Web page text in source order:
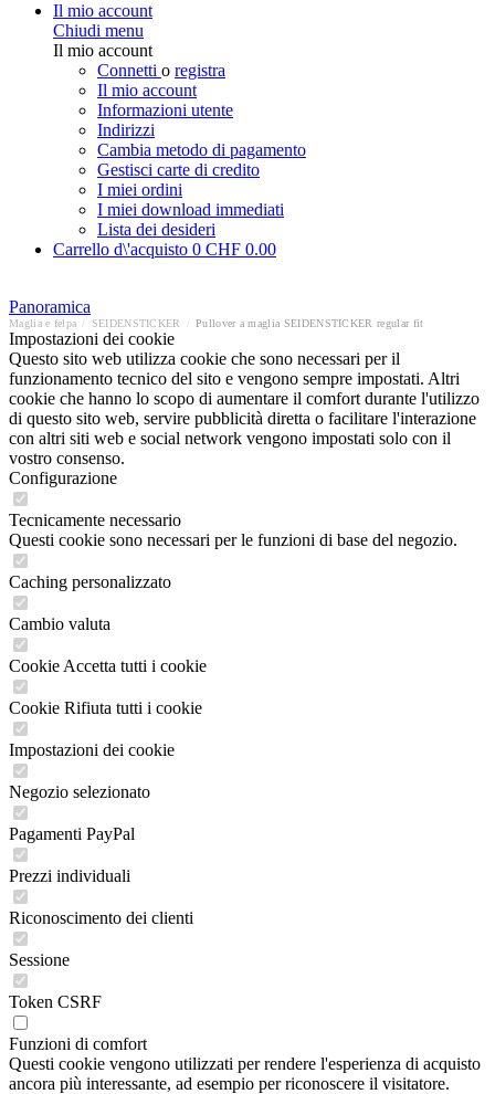
Il mio account
Chiudi menu
Il mio account
Connetti o registra
Il mio account
Informazioni utente
Indirizzi
Cambia metodo di pagamento
Gestisci carte di credito
I miei ordini
I miei download immediati
Lista dei desideri
Carrello d\'acquisto 0 CHF 0.00
Panoramica
Maglia e felpa SEIDENSTICKER Pullover a maglia SEIDENSTICKER regular fit
Impostazioni dei cookie
Questo sito web utilizza cookie che sono necessari per il
funzionamento tecnico del sito e vengono sempre impostati. Altri
cookie che hanno lo scopo di aumentare il comfort durante l'utilizzo
di questo sito web, servire pubblicità diretta o facilitare l'interazione
con altri siti web e social network vengono impostati solo con il
vostro consenso.
Configurazione
Tecnicamente necessario
Questi cookie sono necessari per le funzioni di base del negozio.
Caching personalizzato
Cambio valuta
Cookie Accetta tutti i cookie
Cookie Rifiuta tutti i cookie
Impostazioni dei cookie
Negozio selezionato
Pagamenti PayPal
Prezzi individuali
Riconoscimento dei clienti
Sessione
Token CSRF
Funzioni di comfort
Questi cookie vengono utilizzati per rendere l'esperienza di acquisto
ancora più interessante, ad esempio per riconoscere il visitatore.